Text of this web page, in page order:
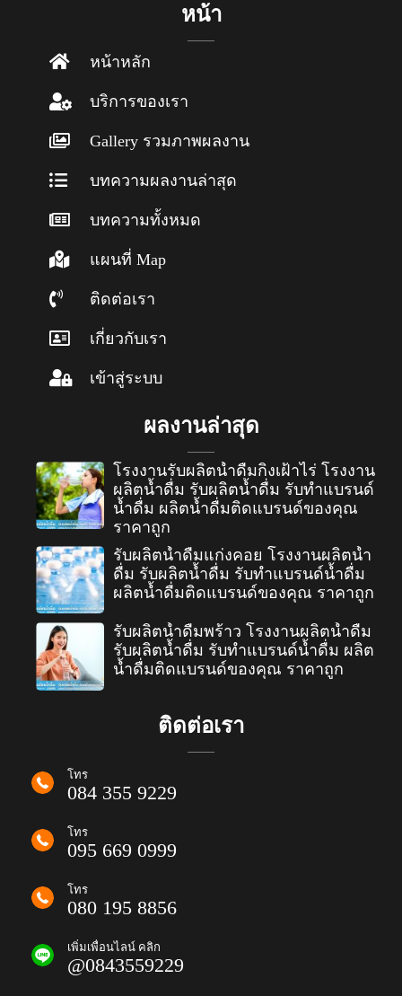
หน้า
หน้าหลัก
บริการของเรา
Gallery รวมภาพผลงาน
บทความผลงานล่าสุด
บทความทั้งหมด
แผนที่ Map
ติดต่อเรา
เกี่ยวกับเรา
เข้าสู่ระบบ
ผลงานล่าสุด
โรงงานรับผลิตน้ำดื่มกิ่งเฝ้าไร่ โรงงาน
ผลิตน้ำดื่ม รับผลิตน้ำดื่ม รับทำแบรนด์
น้ำดื่ม ผลิตน้ำดื่มติดแบรนด์ของคุณ
ราคาถูก
รับผลิตน้ำดื่มแก่งคอย โรงงานผลิตน้ำ
ดื่ม รับผลิตน้ำดื่ม รับทำแบรนด์น้ำดื่ม
ผลิตน้ำดื่มติดแบรนด์ของคุณ ราคาถูก
รับผลิตน้ำดื่มพร้าว โรงงานผลิตน้ำดื่ม
รับผลิตน้ำดื่ม รับทำแบรนด์น้ำดื่ม ผลิต
น้ำดื่มติดแบรนด์ของคุณ ราคาถูก
ติดต่อเรา
โทร
084 355 9229
โทร
095 669 0999
โทร
080 195 8856
เพิ่มเพื่อนไลน์ คลิก
@0843559229